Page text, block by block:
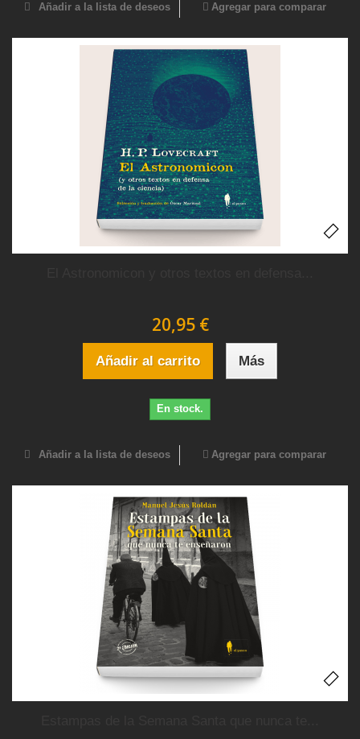
Añadir a la lista de deseos Agregar para comparar
20,95 €
Añadir al carrito Más
En stock.
Añadir a la lista de deseos Agregar para comparar